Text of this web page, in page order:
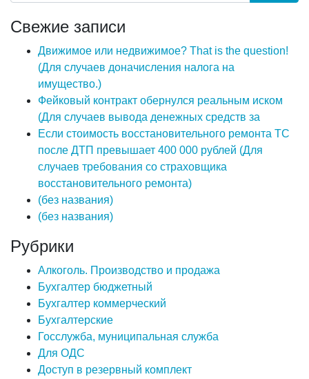
Свежие записи
Движимое или недвижимое? That is the question!
(Для случаев доначисления налога на
имущество.)
Фейковый контракт обернулся реальным иском
(Для случаев вывода денежных средств за
Если стоимость восстановительного ремонта ТС
после ДТП превышает 400 000 рублей (Для
случаев требования со страховщика
восстановительного ремонта)
(без названия)
(без названия)
Рубрики
Алкоголь. Производство и продажа
Бухгалтер бюджетный
Бухгалтер коммерческий
Бухгалтерские
Госслужба, муниципальная служба
Для ОДС
Доступ в резервный комплект